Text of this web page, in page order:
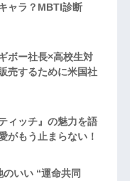
ャラ？MBTI診断
ボー社長×高校生対
売するために米国社
ィッチ』の魅力を語
がもう止まらない！
いい “運命共同